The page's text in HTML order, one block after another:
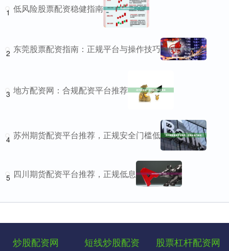
1 低风险股票配资稳健指南
2 东莞股票配资指南：正规平台与操作技巧
3 地方配资网：合规配资平台推荐
4 苏州期货配资平台推荐，正规安全门槛低
5 四川期货配资平台推荐，正规低息
炒股配资网 短线炒股配资 股票杠杆配资网